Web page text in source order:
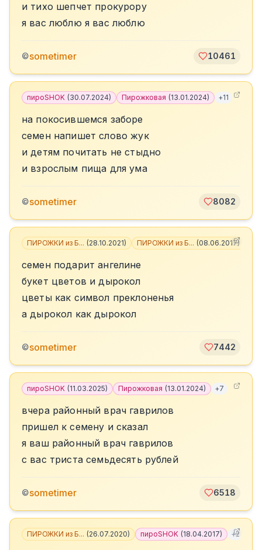
и тихо шепчет прокурору
я вас люблю я вас люблю
©sometimer 10461
пироSHOK (30.07.2024) Пирожковая (13.01.2024) +11
на покосившемся заборе
семен напишет слово жук
и детям почитать не стыдно
и взрослым пища для ума
©sometimer 8082
ПИРОЖКИ из Б... (28.10.2021) ПИРОЖКИ из Б... (08.06.2017)
семен подарит ангелине
букет цветов и дырокол
цветы как символ преклоненья
а дырокол как дырокол
©sometimer 7442
пироSHOK (11.03.2025) Пирожковая (13.01.2024) +7
вчера районный врач гаврилов
пришел к семену и сказал
я ваш районный врач гаврилов
с вас триста семьдесять рублей
©sometimer 6518
ПИРОЖКИ из Б... (26.07.2020) пироSHOK (18.04.2017) +2